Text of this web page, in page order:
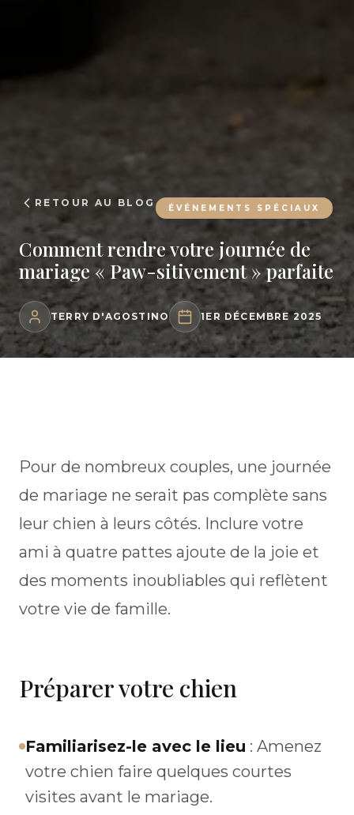
RETOUR AU BLOG ÉVÉNEMENTS SPÉCIAUX
Comment rendre votre journée de
mariage « Paw-sitivement » parfaite
TERRY D'AGOSTINO 1ER DÉCEMBRE 2025
Pour de nombreux couples, une journée
de mariage ne serait pas complète sans
leur chien à leurs côtés. Inclure votre
ami à quatre pattes ajoute de la joie et
des moments inoubliables qui reflètent
votre vie de famille.
Préparer votre chien
Familiarisez-le avec le lieu : Amenez
votre chien faire quelques courtes
visites avant le mariage.